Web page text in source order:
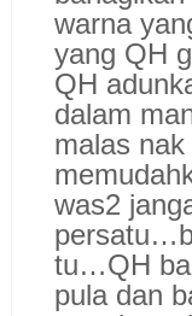
warna
yang QH
QH
dalam
malas
was2
tu…QH
pula dan